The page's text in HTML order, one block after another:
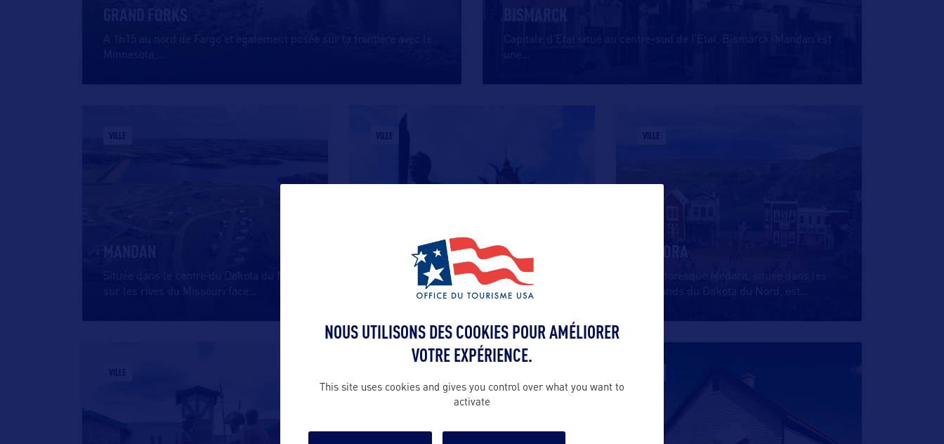
GRAND FORKS
A 1h15 au nord de Fargo et également posée sur la frontière avec le
Minnesota,
Capitale d’Etat situé au centre-sud de l’Etat, Bismarck-Mandan est
une
VILLE
MANDAN
Située dans le centre du Dakota du Nord,
sur les rives du Missouri face
VILLE
Au nord de l’Etat, Minot est à la fois une
ville universitaire, une ville…
VILLE
MEDORA
La pittoresque Medora, située dans les
Badlands du Dakota du Nord, est
VILLE
NOUS UTILISONS DES COOKIES POUR AMÉLIORER
VOTRE EXPÉRIENCE.
This site uses cookies and gives you control over what you want to
activate